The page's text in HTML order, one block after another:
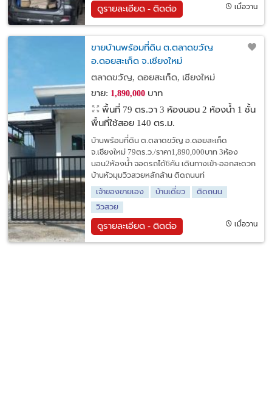
ดูรายละเอียด - ติดต่อ เมื่อวาน
ขายบ้านพร้อมที่ดิน ต.ตลาดขวัญ
อ.ดอยสะเก็ด จ.เชียงใหม่
ตลาดขวัญ, ดอยสะเก็ด, เชียงใหม่
ขาย: 1,890,000บาท
พื้นที่ 79 ตร.วา 3 ห้องนอน 2 ห้องน้ำ 1 ชั้น
พื้นที่ใช้สอย 140 ตร.ม.
บ้านพร้อมที่ดิน ต.ตลาดขวัญ อ.ดอยสะเก็ด
จ.เชียงใหม่ 79ตร.ว./ราคา1,890,000บาท 3ห้อง
นอน2ห้องน้ำ จอดรถได้6คัน เดินทางเข้า-ออกสะดวก
บ้านหัวมุมวิวสวยหลักล้าน ติดถนนท่
เจ้าของขายเอง
บ้านเดี่ยว
ติดถนน
วิวสวย
ดูรายละเอียด - ติดต่อ เมื่อวาน